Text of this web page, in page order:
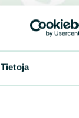
Tietoja